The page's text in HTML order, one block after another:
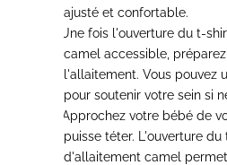
ajusté et confortable.
Une fois l'ouverture du t-
camel accessible,
l'allaitement. Vous pouvez
pour soutenir votre sein si
Approchez votre bébé de
puisse téter. L'ouverture du
d'allaitement camel